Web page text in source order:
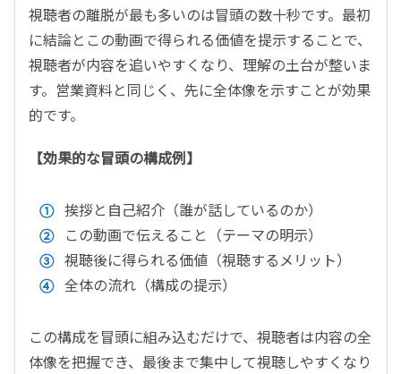
視聴者の離脱が最も多いのは冒頭の数十秒です。最初
に結論とこの動画で得られる価値を提示することで、
視聴者が内容を追いやすくなり、理解の土台が整いま
す。営業資料と同じく、先に全体像を示すことが効果
的です。
【効果的な冒頭の構成例】
挨拶と自己紹介（誰が話しているのか）
この動画で伝えること（テーマの明示）
視聴後に得られる価値（視聴するメリット）
全体の流れ（構成の提示）
この構成を冒頭に組み込むだけで、視聴者は内容の全
体像を把握でき、最後まで集中して視聴しやすくなり